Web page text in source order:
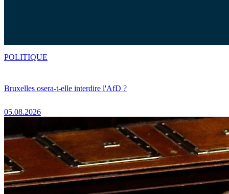
Bruxelles osera-t-elle interdire l'AfD ?
05.08.2026
POLITIQUE